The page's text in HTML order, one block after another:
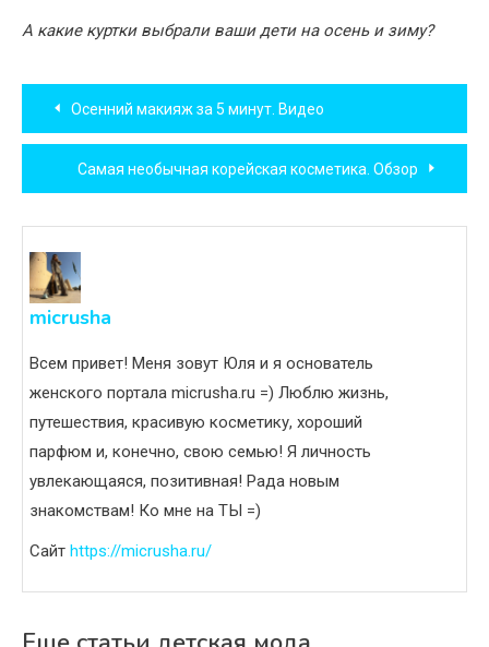
А какие куртки выбрали ваши дети на осень и зиму?
Навигация
по
записям
Осенний макияж за 5 минут. Видео
Самая необычная корейская косметика. Обзор
micrusha
Всем привет! Меня зовут Юля и я основатель
женского портала micrusha.ru =) Люблю жизнь,
путешествия, красивую косметику, хороший
парфюм и, конечно, свою семью! Я личность
увлекающаяся, позитивная! Рада новым
знакомствам! Ко мне на ТЫ =)
Сайт https://micrusha.ru/